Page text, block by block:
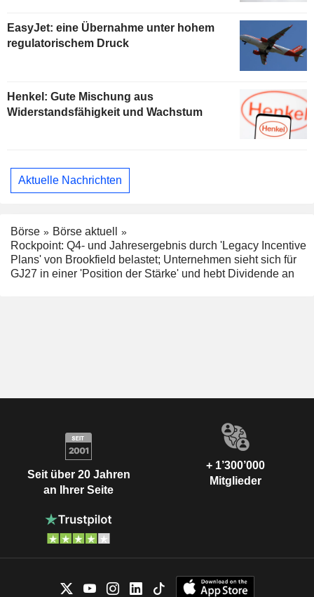
EasyJet: eine Übernahme unter hohem
regulatorischem Druck
Henkel: Gute Mischung aus
Widerstandsfähigkeit und Wachstum
Aktuelle Nachrichten
Börse
Börse aktuell
Rockpoint: Q4- und Jahresergebnis durch 'Legacy Incentive
Plans' von Brookfield belastet; Unternehmen sieht sich für
GJ27 in einer 'Position der Stärke' und hebt Dividende an
Seit über 20 Jahren
an Ihrer Seite
+ 1’300’000
Mitglieder